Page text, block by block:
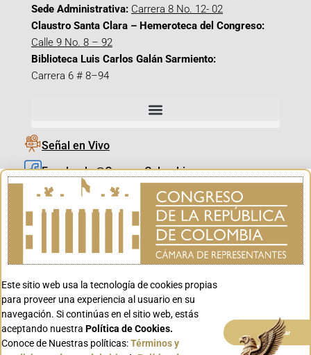
Sede Administrativa: Carrera 8 No. 12- 02
Claustro Santa Clara – Hemeroteca del Congreso:
Calle 9 No. 8 – 92
Biblioteca Luis Carlos Galán Sarmiento:
Carrera 6 # 8–94
Señal en Vivo
Facebook_@CamaraColombia
Instagram_@CamaraColombia
X_@CamaraColombia
Youtube_@CamaraColombia
Youtube_@CanalCongreso
Este sitio web usa la tecnología de cookies propias
para proveer una experiencia al usuario en su
navegación. Si continúas en el sitio web, estás
aceptando nuestra Política de Cookies.
Conoce de Nuestras políticas:Términos y
Aceptar